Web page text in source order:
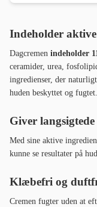
Indeholder
Dagcremen indeholder
ceramider, urea,
ingredienser, der
huden beskyttet og fugtet.
Giver
Med sine aktive
kunne se resultater på
Klæbefri og
Cremen fugter uden at